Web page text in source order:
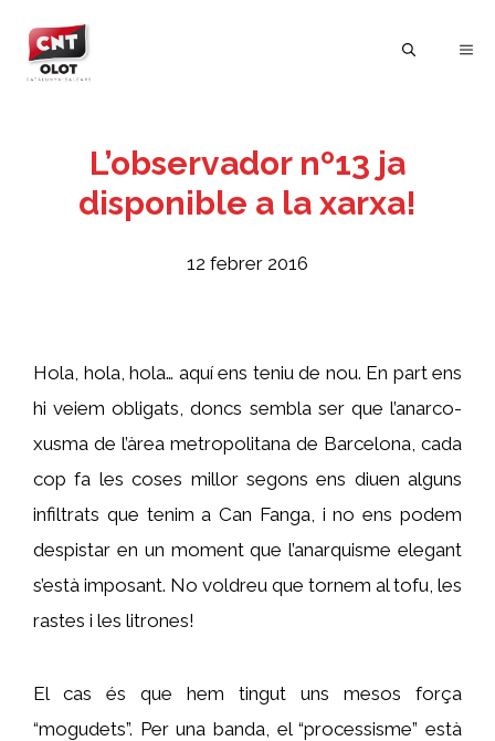
contingut
L’observador nº13 ja
disponible a la xarxa!
12 febrer 2016
Hola, hola, hola… aquí ens teniu de nou. En part ens
hi veiem obligats, doncs sembla ser que l’anarco-
xusma de l’àrea metropolitana de Barcelona, cada
cop fa les coses millor segons ens diuen alguns
infiltrats que tenim a Can Fanga, i no ens podem
despistar en un moment que l’anarquisme elegant
s’està imposant. No voldreu que tornem al tofu, les
rastes i les litrones!
El cas és que hem tingut uns mesos força
“mogudets”. Per una banda, el “processisme” està